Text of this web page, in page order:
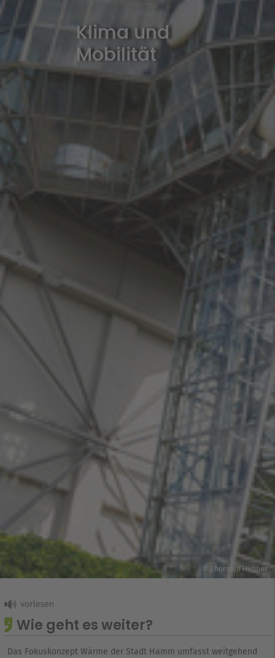
Klima und
Mobilität
© Thorsten Hübner
Wie geht es weiter?
Das Fokuskonzept Wärme der Stadt Hamm umfasst weitgehend